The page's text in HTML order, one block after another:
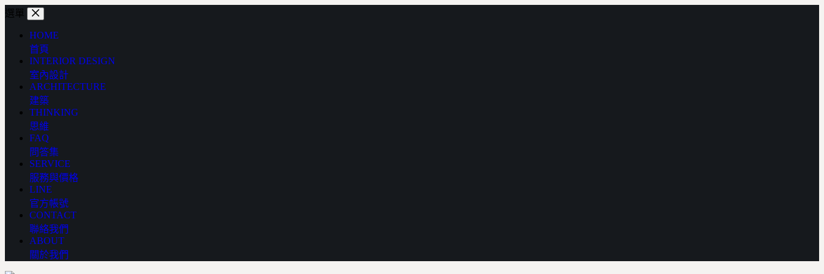
跳
選單
HOME
首頁
INTERIOR DESIGN
室內設計
ARCHITECTURE
建築
THINKING
思維
FAQ
問答集
SERVICE
服務與價格
LINE
官方帳號
CONTACT
聯絡我們
ABOUT
關於我們